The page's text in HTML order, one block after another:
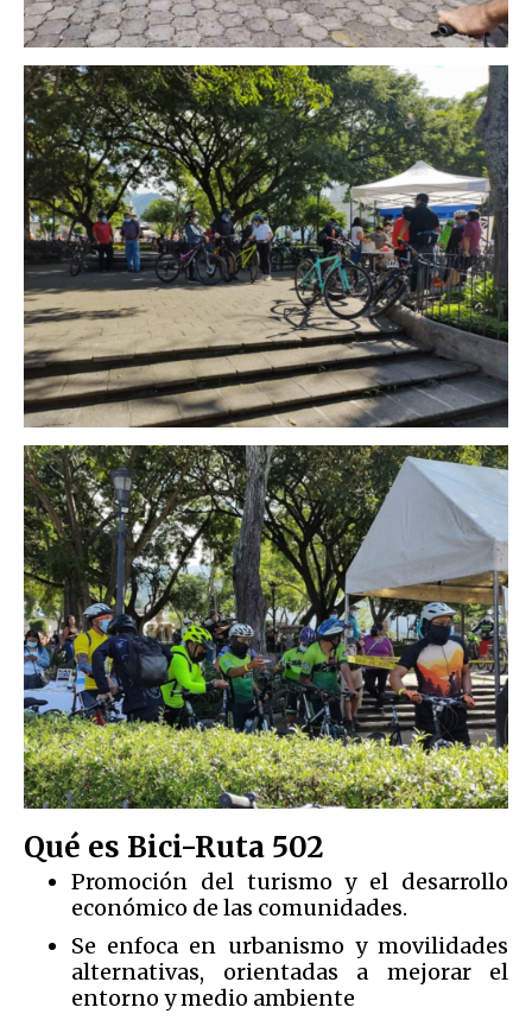
Qué es Bici-Ruta 502
Promoción del turismo y el desarrollo
económico de las comunidades.
Se enfoca en urbanismo y movilidades
alternativas, orientadas a mejorar el
entorno y medio ambiente